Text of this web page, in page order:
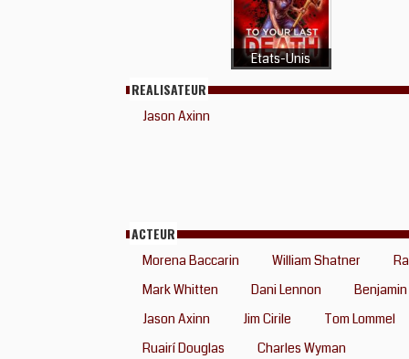
Etats-Unis
REALISATEUR
Jason Axinn
ACTEUR
Morena Baccarin William Shatner
Mark Whitten
Dani Lennon
Jason Axinn
Jim Cirile
Tom Lommel
Ruairí Douglas
Charles Wyman